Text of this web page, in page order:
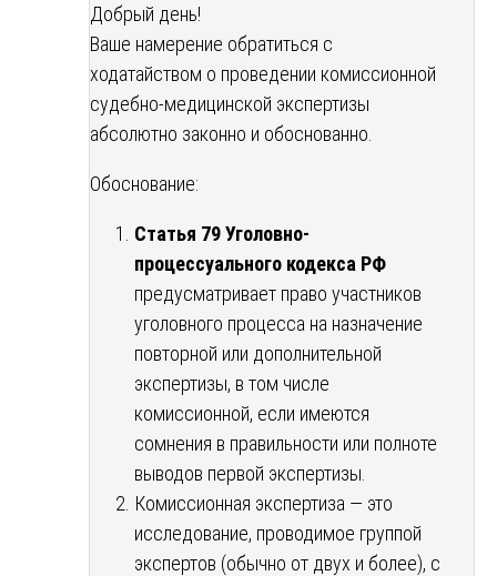
Добрый день!
Ваше намерение обратиться с
ходатайством о проведении комиссионной
судебно-медицинской экспертизы
абсолютно законно и обоснованно.
Обоснование:
Статья 79 Уголовно-
процессуального кодекса РФ
предусматривает право участников
уголовного процесса на назначение
повторной или дополнительной
экспертизы, в том числе
комиссионной, если имеются
сомнения в правильности или полноте
выводов первой экспертизы.
Комиссионная экспертиза — это
исследование, проводимое группой
экспертов (обычно от двух и более), с